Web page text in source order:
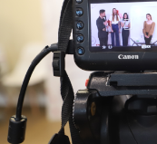
Сведения